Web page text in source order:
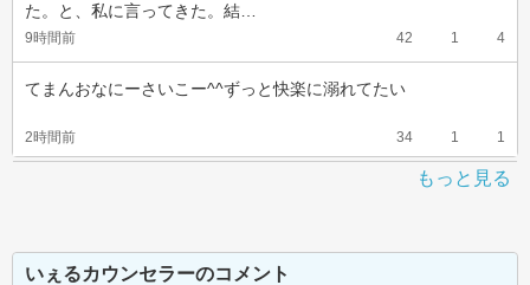
た。と、私に言ってきた。結…
9時間前 42 1 4
てまんおなにーさいこー^^ずっと快楽に溺れてたい
2時間前 34 1 1
もっと見る
いぇるカウンセラーのコメント